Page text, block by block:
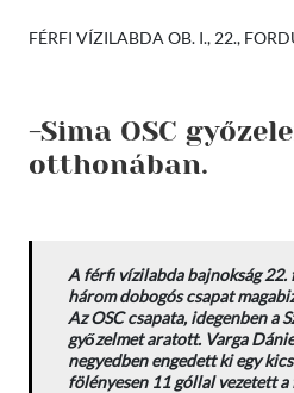
FÉRFI VÍZILABDA OB. I., 22.,
-Sima OSC
otthonában.
A férfi vízilabda bajnokság
három dobogós csapat
Az OSC csapata, idegenben a
győzelmet aratott. Varga
negyedben engedett ki egy
fölényesen 11 góllal vezetett